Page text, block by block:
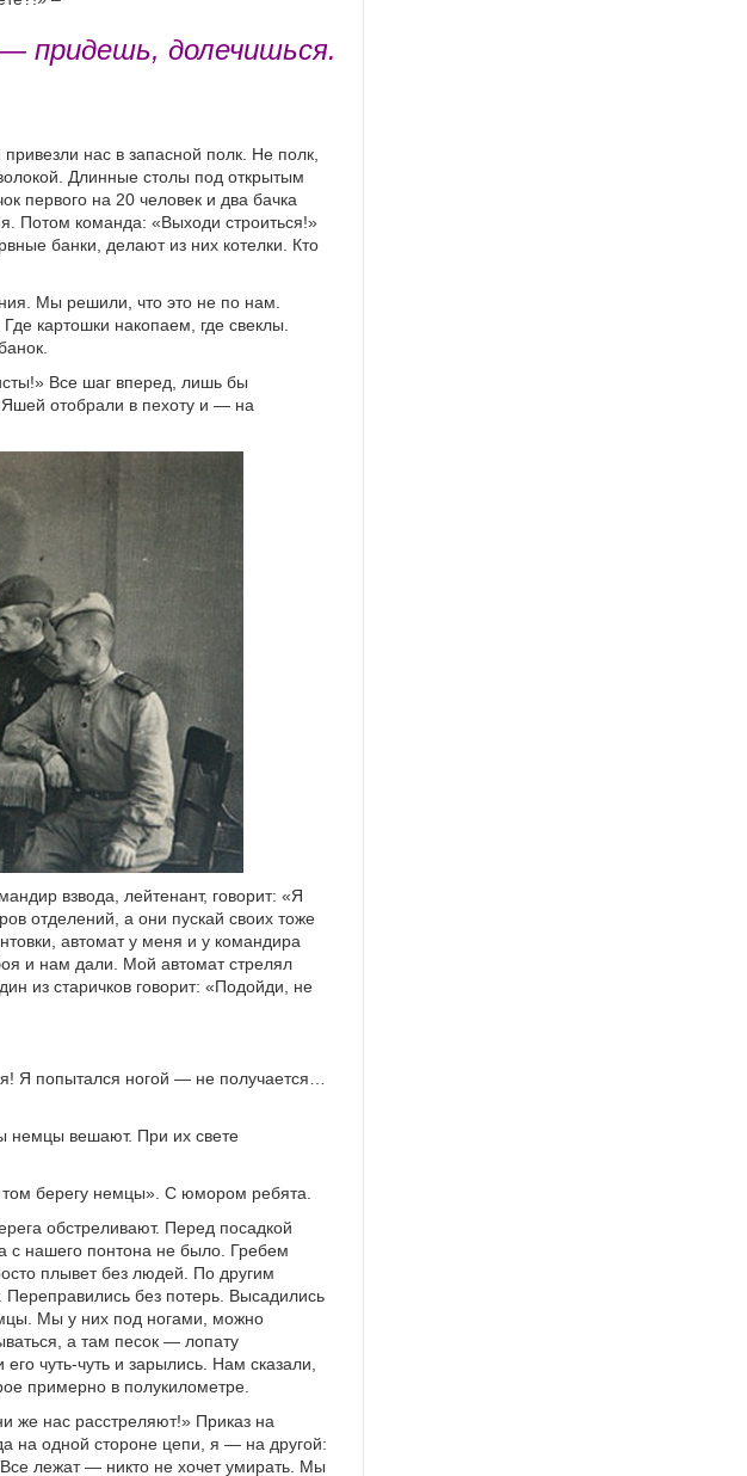
придешь, долечишься.
нас в запасной полк. Не полк,
Длинные столы под открытым
первого на 20 человек и два бачка
Потом команда: «Выходи строиться!»
банки, делают из них котелки. Кто
Мы решили, что это не по нам.
картошки накопаем, где свеклы.
Все шаг вперед, лишь бы
Яшей отобрали в пехоту и — на
взвода, лейтенант, говорит: «Я
отделений, а они пускай своих тоже
автомат у меня и у командира
и нам дали. Мой автомат стрелял
из старичков говорит: «Подойди, не
Я попытался ногой — не получается…
немцы вешают. При их свете
берегу немцы». С юмором ребята.
обстреливают. Перед посадкой
с нашего понтона не было. Гребем
плывет без людей. По другим
Переправились без потерь. Высадились
Мы у них под ногами, можно
а там песок — лопату
чуть-чуть и зарылись. Нам сказали,
примерно в полукилометре.
же нас расстреляют!» Приказ на
на одной стороне цепи, я — на другой:
лежат — никто не хочет умирать. Мы